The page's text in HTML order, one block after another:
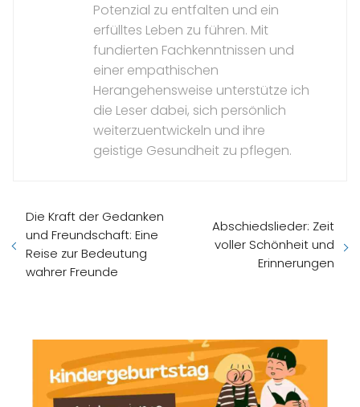
Potenzial zu entfalten und ein
erfülltes Leben zu führen. Mit
fundierten Fachkenntnissen und
einer empathischen
Herangehensweise unterstütze ich
die Leser dabei, sich persönlich
weiterzuentwickeln und ihre
geistige Gesundheit zu pflegen.
Die Kraft der Gedanken
und Freundschaft: Eine
Reise zur Bedeutung
wahrer Freunde
Abschiedslieder: Zeit
voller Schönheit und
Erinnerungen